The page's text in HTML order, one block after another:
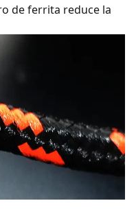
de ferrita reduce la